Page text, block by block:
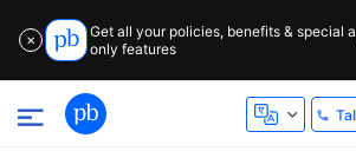
✕
Get all your policies, benefits & special
only features